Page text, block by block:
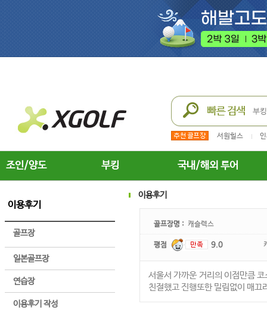
서원힐스
조인/양도 부킹 국내/해외 투어
이용후기
골프장
일본골프장
연습장
이용후기 작성
이용후기
골프장명 : 캐슬렉스
평점 9.0
서울서 가까운 거리의 이점만큼
친절했고 진행또한 밀림없이 매끄